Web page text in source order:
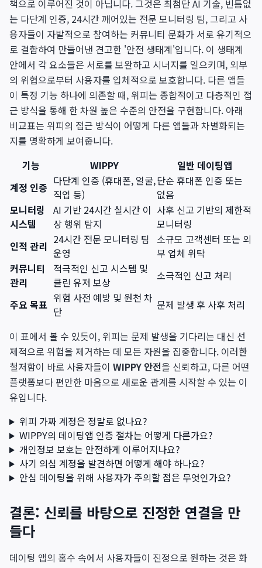
책으로 이루어진 것이 아닙니다. 그것은 최첨단 AI 기술, 빈틈없
는 다단계 인증, 24시간 깨어있는 전문 모니터링 팀, 그리고 사
용자들이 자발적으로 참여하는 커뮤니티 문화가 서로 유기적으
로 결합하여 만들어낸 견고한 '안전 생태계'입니다. 이 생태계
안에서 각 요소들은 서로를 보완하고 시너지를 일으키며, 외부
의 위협으로부터 사용자를 입체적으로 보호합니다. 다른 앱들
이 특정 기능 하나에 의존할 때, 위피는 종합적이고 다층적인 접
근 방식을 통해 한 차원 높은 수준의 안전을 구현합니다. 아래
비교표는 위피의 접근 방식이 어떻게 다른 앱들과 차별화되는
지를 명확하게 보여줍니다.
기능
WIPPY
일반 데이팅앱
계정 인증 다단계 인증 (휴대폰, 얼굴,
직업 등)
단순 휴대폰 인증 또는
없음
모니터링
시스템
AI 기반 24시간 실시간 이
상 행위 탐지
사후 신고 기반의 제한적
모니터링
인적 관리 24시간 전문 모니터링 팀
운영
소규모 고객센터 또는 외
부 업체 위탁
커뮤니티
관리
적극적인 신고 시스템 및
클린 유저 보상
소극적인 신고 처리
주요 목표 위험 사전 예방 및 원천 차
단
문제 발생 후 사후 처리
이 표에서 볼 수 있듯이, 위피는 문제 발생을 기다리는 대신 선
제적으로 위험을 제거하는 데 모든 자원을 집중합니다. 이러한
철저함이 바로 사용자들이 WIPPY 안전을 신뢰하고, 다른 어떤
플랫폼보다 편안한 마음으로 새로운 관계를 시작할 수 있는 이
유입니다.
위피 가짜 계정은 정말로 없나요?
WIPPY의 데이팅앱 인증 절차는 어떻게 다른가요?
개인정보 보호는 안전하게 이루어지나요?
사기 의심 계정을 발견하면 어떻게 해야 하나요?
안심 데이팅을 위해 사용자가 주의할 점은 무엇인가요?
결론: 신뢰를 바탕으로 진정한 연결을 만
들다
데이팅 앱의 홍수 속에서 사용자들이 진정으로 원하는 것은 화